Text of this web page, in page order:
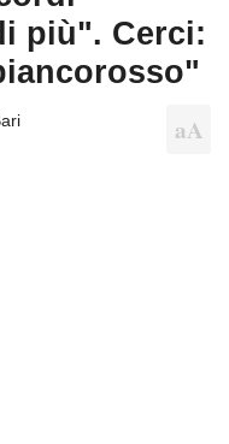
più". Cerci: